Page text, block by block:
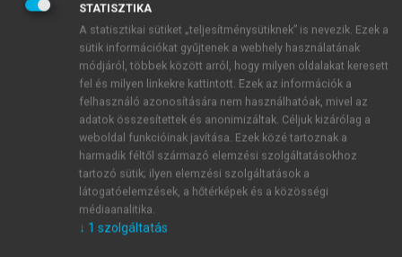
OLVASÁS
V.2.4. A radioterápiás kezelések
helyszíne
A kezelés során biztosítani kell, hogy a
páciensen kívül, a kezelőszemélyzetet, illetve a
STATISZTIKA
A statisztikai sütiket „teljesítménysütiknek” is nevezik. Ezek a
sütik információkat gyűjtenek a webhely használatának
módjáról, többek között arról, hogy milyen oldalakat keresett
fel és milyen linkekre kattintott. Ezek az információk a
felhasználó azonosítására nem használhatóak, mivel az
adatok összesítettek és anonimizáltak. Céljuk kizárólag a
weboldal funkcióinak javítása. Ezek közé tartoznak a
harmadik féltől származó elemzési szolgáltatásokhoz
tartozó sütik; ilyen elemzési szolgáltatások a
látogatóelemzések, a hőtérképek és a közösségi
médiaanalitika.
↓ 1 szolgáltatás